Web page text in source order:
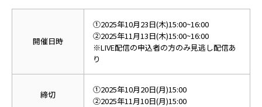
開催日時
➀2025年10月23日(木)15:00~16:00
➁2025年11月13日(木)15:00~16:00
※LIVE配信の申込者の方のみ見逃し配信あ
り
締切
➀2025年10月20日(月)15:00
➁2025年11月10日(月)15:00